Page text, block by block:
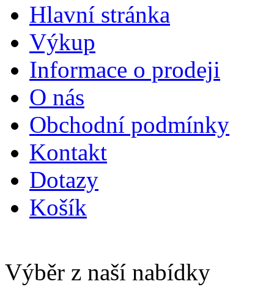
Hlavní stránka
Výkup
Informace o prodeji
O nás
Obchodní podmínky
Kontakt
Dotazy
Košík
Výběr z naší nabídky